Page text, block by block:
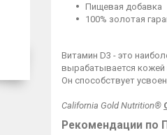
Пищевая добавка
100% золотая
Витамин D3 - это
вырабатывается кожей
Он способствует
California Gold Nutrition®
Рекомендации по